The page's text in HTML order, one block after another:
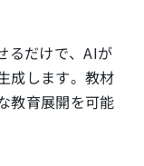
るだけで、AIが
成します。教材
教育展開を可能